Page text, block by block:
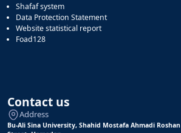
Shafaf system
Data Protection Statement
Website statistical report
Foad128
Contact us
Address
Bu-Ali Sina University, Shahid Mostafa Ahmadi Roshan